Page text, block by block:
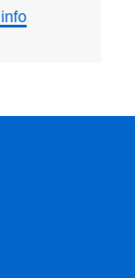
Meer info